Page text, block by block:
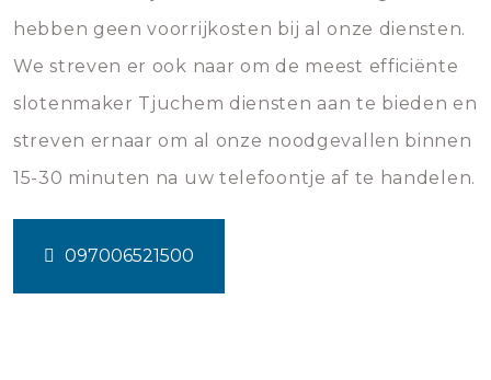
hebben geen voorrijkosten bij al onze diensten.
We streven er ook naar om de meest efficiënte
slotenmaker Tjuchem diensten aan te bieden en
streven ernaar om al onze noodgevallen binnen
15-30 minuten na uw telefoontje af te handelen.
097006521500